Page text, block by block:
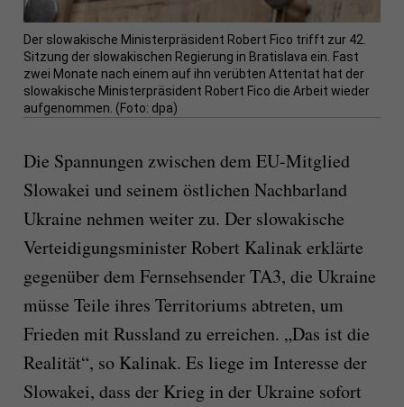
Der slowakische Ministerpräsident Robert Fico trifft zur 42.
Sitzung der slowakischen Regierung in Bratislava ein. Fast
zwei Monate nach einem auf ihn verübten Attentat hat der
slowakische Ministerpräsident Robert Fico die Arbeit wieder
aufgenommen. (Foto: dpa)
Die Spannungen zwischen dem EU-Mitglied
Slowakei und seinem östlichen Nachbarland
Ukraine nehmen weiter zu. Der slowakische
Verteidigungsminister Robert Kalinak erklärte
gegenüber dem Fernsehsender TA3, die Ukraine
müsse Teile ihres Territoriums abtreten, um
Frieden mit Russland zu erreichen. „Das ist die
Realität“, so Kalinak. Es liege im Interesse der
Slowakei, dass der Krieg in der Ukraine sofort